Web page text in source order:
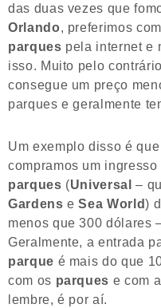
das duas vezes que
Orlando, preferimos
parques pela internet e
isso. Muito pelo
consegue um preço
parques e geralmente
Um exemplo disso é
compramos um
parques (Universal –
Gardens eSea World)
menos que 300 dólares
Geralmente, a entrada
parque é mais do que
com os parques e com
lembre, é por aí.